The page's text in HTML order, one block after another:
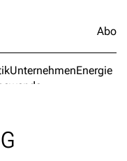
Abo
UnternehmenEnergie